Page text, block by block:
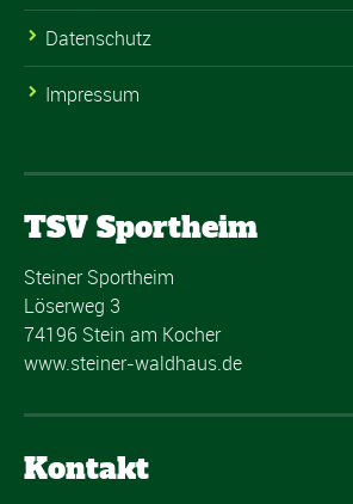
Datenschutz
Impressum
TSV Sportheim
Steiner Sportheim
Löserweg 3
74196 Stein am Kocher
www.steiner-waldhaus.de
Kontakt